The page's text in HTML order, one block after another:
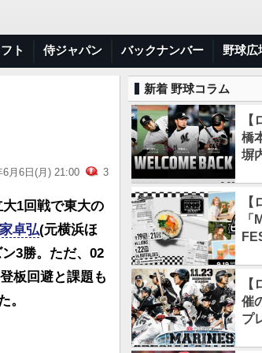
ト 侍ジャパン バックナンバー 野球広
6月6日(月) 21:00 3
1回戦で東大の
卓弘(元横浜ほ
3勝。ただ、02
板回避と課題も
。
新着 野球コラム
橋
塀
デ
催
プ
ス